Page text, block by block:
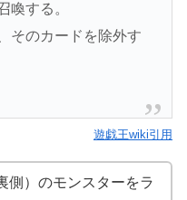
喚する。
そのカードを除外す
遊戯王wiki引用
側）のモンスターをラ